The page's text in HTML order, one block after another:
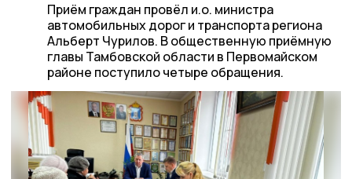
Приём граждан провёл и.о. министра
автомобильных дорог и транспорта региона
Альберт Чурилов. В общественную приёмную
главы Тамбовской области в Первомайском
районе поступило четыре обращения.